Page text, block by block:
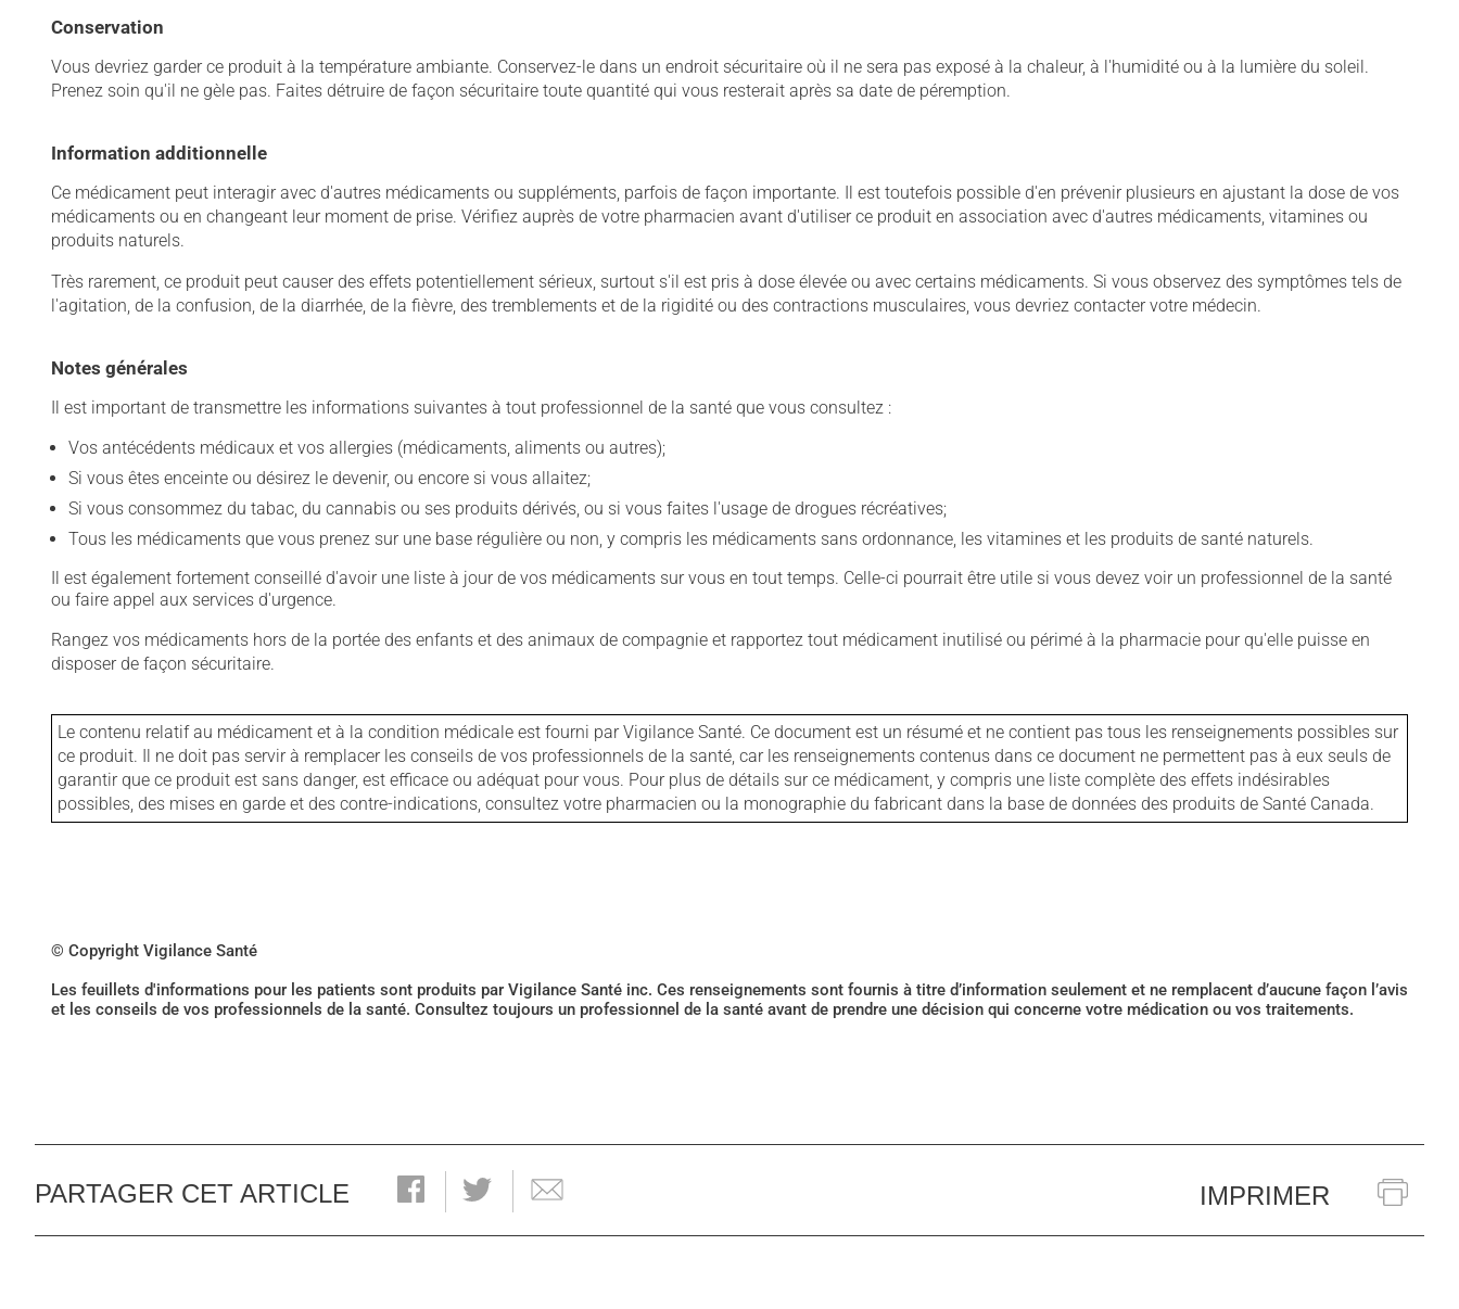
Conservation
Vous devriez garder ce produit à la température ambiante. Conservez-le dans un endroit sécuritaire où il ne sera pas exposé à la chaleur, à l'humidité ou à la lumière du soleil.
Prenez soin qu'il ne gèle pas. Faites détruire de façon sécuritaire toute quantité qui vous resterait après sa date de péremption.
Information additionnelle
Ce médicament peut interagir avec d'autres médicaments ou suppléments, parfois de façon importante. Il est toutefois possible d'en prévenir plusieurs en ajustant la dose de vos
médicaments ou en changeant leur moment de prise. Vérifiez auprès de votre pharmacien avant d'utiliser ce produit en association avec d'autres médicaments, vitamines ou
produits naturels.
Très rarement, ce produit peut causer des effets potentiellement sérieux, surtout s'il est pris à dose élevée ou avec certains médicaments. Si vous observez des symptômes tels de
l'agitation, de la confusion, de la diarrhée, de la fièvre, des tremblements et de la rigidité ou des contractions musculaires, vous devriez contacter votre médecin.
Notes générales
Il est important de transmettre les informations suivantes à tout professionnel de la santé que vous consultez :
Vos antécédents médicaux et vos allergies (médicaments, aliments ou autres);
Si vous êtes enceinte ou désirez le devenir, ou encore si vous allaitez;
Si vous consommez du tabac, du cannabis ou ses produits dérivés, ou si vous faites l'usage de drogues récréatives;
Tous les médicaments que vous prenez sur une base régulière ou non, y compris les médicaments sans ordonnance, les vitamines et les produits de santé naturels.
Il est également fortement conseillé d'avoir une liste à jour de vos médicaments sur vous en tout temps. Celle-ci pourrait être utile si vous devez voir un professionnel de la santé
ou faire appel aux services d'urgence.
Rangez vos médicaments hors de la portée des enfants et des animaux de compagnie et rapportez tout médicament inutilisé ou périmé à la pharmacie pour qu'elle puisse en
disposer de façon sécuritaire.
Le contenu relatif au médicament et à la condition médicale est fourni par Vigilance Santé. Ce document est un résumé et ne contient pas tous les renseignements possibles sur
ce produit. Il ne doit pas servir à remplacer les conseils de vos professionnels de la santé, car les renseignements contenus dans ce document ne permettent pas à eux seuls de
garantir que ce produit est sans danger, est efficace ou adéquat pour vous. Pour plus de détails sur ce médicament, y compris une liste complète des effets indésirables
possibles, des mises en garde et des contre-indications, consultez votre pharmacien ou la monographie du fabricant dans la base de données des produits de Santé Canada.
© Copyright Vigilance Santé
Les feuillets d'informations pour les patients sont produits par Vigilance Santé inc. Ces renseignements sont fournis à titre d’information seulement et ne remplacent d’aucune façon l’avis
et les conseils de vos professionnels de la santé. Consultez toujours un professionnel de la santé avant de prendre une décision qui concerne votre médication ou vos traitements.
PARTAGER CET ARTICLE IMPRIMER